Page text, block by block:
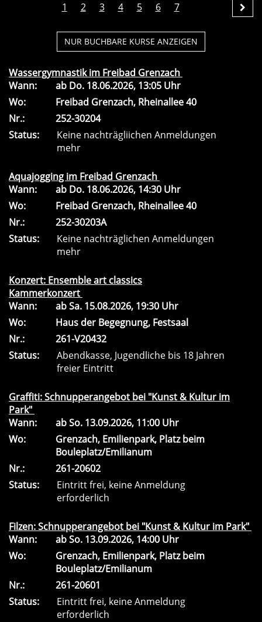
1 2 3 4 5 6 7
NUR BUCHBARE KURSE ANZEIGEN
Wassergymnastik im Freibad Grenzach
Wann:
ab Do. 18.06.2026, 13:05 Uhr
Wo:
Freibad Grenzach, Rheinallee 40
Nr.:
252-30204
Status:
Keine nachträgliichen Anmeldungen
mehr
Aquajogging im Freibad Grenzach
Wann:
ab Do. 18.06.2026, 14:30 Uhr
Wo:
Freibad Grenzach, Rheinallee 40
Nr.:
252-30203A
Status:
Keine nachträglichen Anmeldungen
mehr
Konzert: Ensemble art classics
Kammerkonzert
Wann:
abSa. 15.08.2026, 19:30 Uhr
Wo:
Haus der Begegnung, Festsaal
Nr.:
261-V20432
Status:
Abendkasse, Jugendliche bis 18 Jahren
freier Eintritt
Graffiti: Schnupperangebot bei "Kunst & Kultur im
Park"
Wann:
abSo. 13.09.2026, 11:00 Uhr
Wo:
Grenzach, Emilienpark, Platz beim
Bouleplatz/Emilianum
Nr.:
261-20602
Status:
Eintritt frei, keine Anmeldung
erforderlich
Filzen: Schnupperangebot bei "Kunst & Kultur im Park"
Wann:
abSo. 13.09.2026, 14:00 Uhr
Wo:
Grenzach, Emilienpark, Platz beim
Bouleplatz/Emilianum
Nr.:
261-20601
Status:
Eintritt frei, keine Anmeldung
erforderlich